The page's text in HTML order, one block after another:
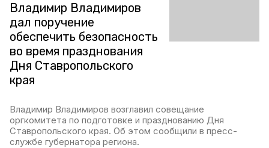
Владимир Владимиров
дал поручение
обеспечить безопасность
во время празднования
Дня Ставропольского
края
Владимир Владимиров возглавил совещание
оргкомитета по подготовке и празднованию Дня
Ставропольского края. Об этом сообщили в пресс-
службе губернатора региона.